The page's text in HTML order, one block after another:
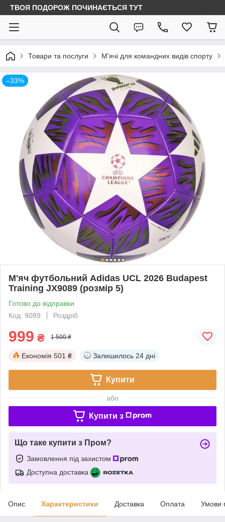
ТВОЯ ПОДОРОЖ ПОЧИНАЄТЬСЯ ТУТ
Товари та послуги М'ячі для командних видів спорту
–33%
М'яч футбольний Adidas UCL 2026 Budapest
Training JX9089 (розмір 5)
Готово до відправки
Код: 9089
Роздріб
999 ₴ 1 500 ₴
Економія 501 ₴ Залишилось 24 дні
Купити
або
Купити з
Що таке купити з Пром?
Замовлення під захистом
Доступна доставка
Опис Характеристики Доставка Оплата Умови